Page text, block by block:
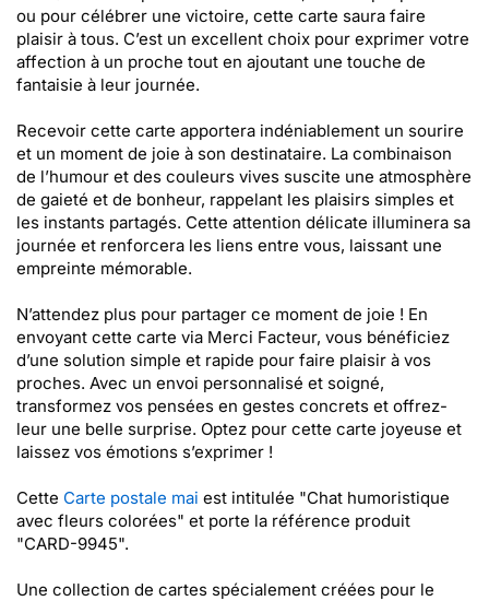
ou pour célébrer une victoire, cette carte saura faire
plaisir à tous. C’est un excellent choix pour exprimer votre
affection à un proche tout en ajoutant une touche de
fantaisie à leur journée.
Recevoir cette carte apportera indéniablement un sourire
et un moment de joie à son destinataire. La combinaison
de l’humour et des couleurs vives suscite une atmosphère
de gaieté et de bonheur, rappelant les plaisirs simples et
les instants partagés. Cette attention délicate illuminera sa
journée et renforcera les liens entre vous, laissant une
empreinte mémorable.
N’attendez plus pour partager ce moment de joie ! En
envoyant cette carte via Merci Facteur, vous bénéficiez
d’une solution simple et rapide pour faire plaisir à vos
proches. Avec un envoi personnalisé et soigné,
transformez vos pensées en gestes concrets et offrez-
leur une belle surprise. Optez pour cette carte joyeuse et
laissez vos émotions s’exprimer !
Cette Carte postale mai est intitulée "Chat humoristique
avec fleurs colorées" et porte la référence produit
"CARD-9945".
Une collection de cartes spécialement créées pour le